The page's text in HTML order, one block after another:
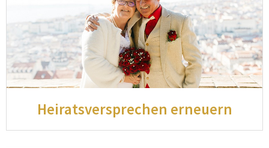
Heiratsversprechen erneuern